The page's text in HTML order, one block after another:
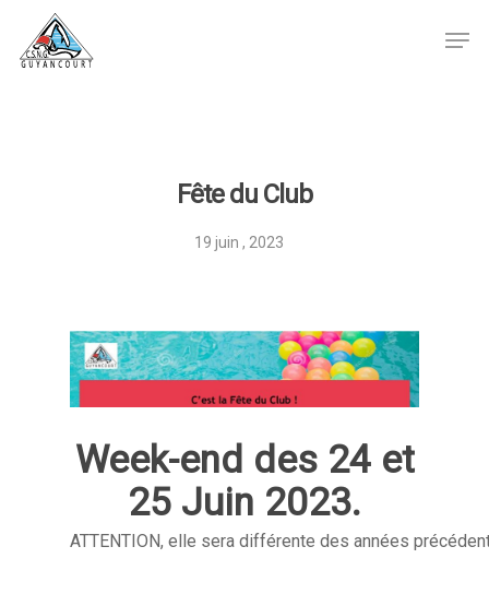
Fête du Club
19 juin , 2023
Week-end des 24 et
25 Juin 2023.
ATTENTION, elle sera différente des années